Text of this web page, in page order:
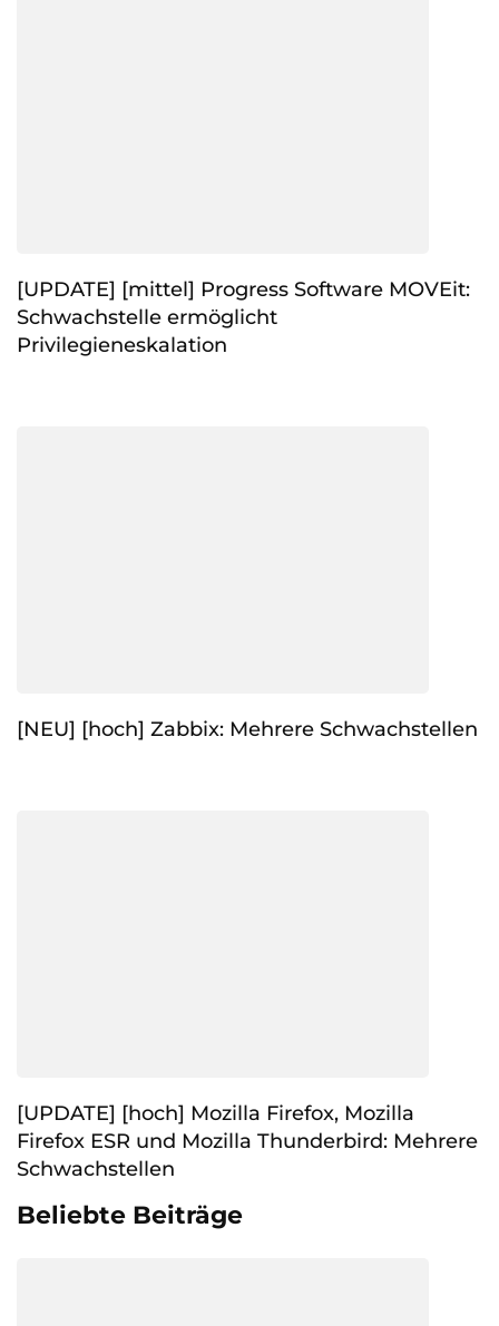
[UPDATE] [mittel] Progress Software MOVEit:
Schwachstelle ermöglicht
Privilegieneskalation
[NEU] [hoch] Zabbix: Mehrere Schwachstellen
[UPDATE] [hoch] Mozilla Firefox, Mozilla
Firefox ESR und Mozilla Thunderbird: Mehrere
Schwachstellen
Beliebte Beiträge